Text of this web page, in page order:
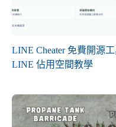
LINE Cheater 免費開源
LINE 佔用空間教學